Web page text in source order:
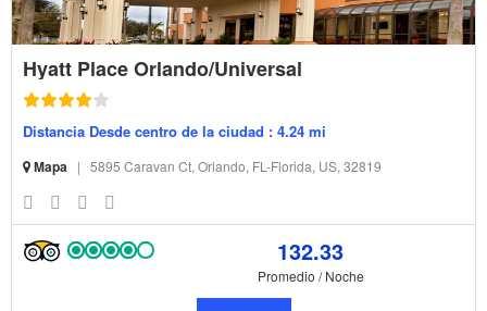
Hyatt Place Orlando/Universal
Distancia Desde centro de la ciudad : 4.24 mi
Mapa | 5895 Caravan Ct, Orlando, FL-Florida, US, 32819
132.33
Promedio / Noche